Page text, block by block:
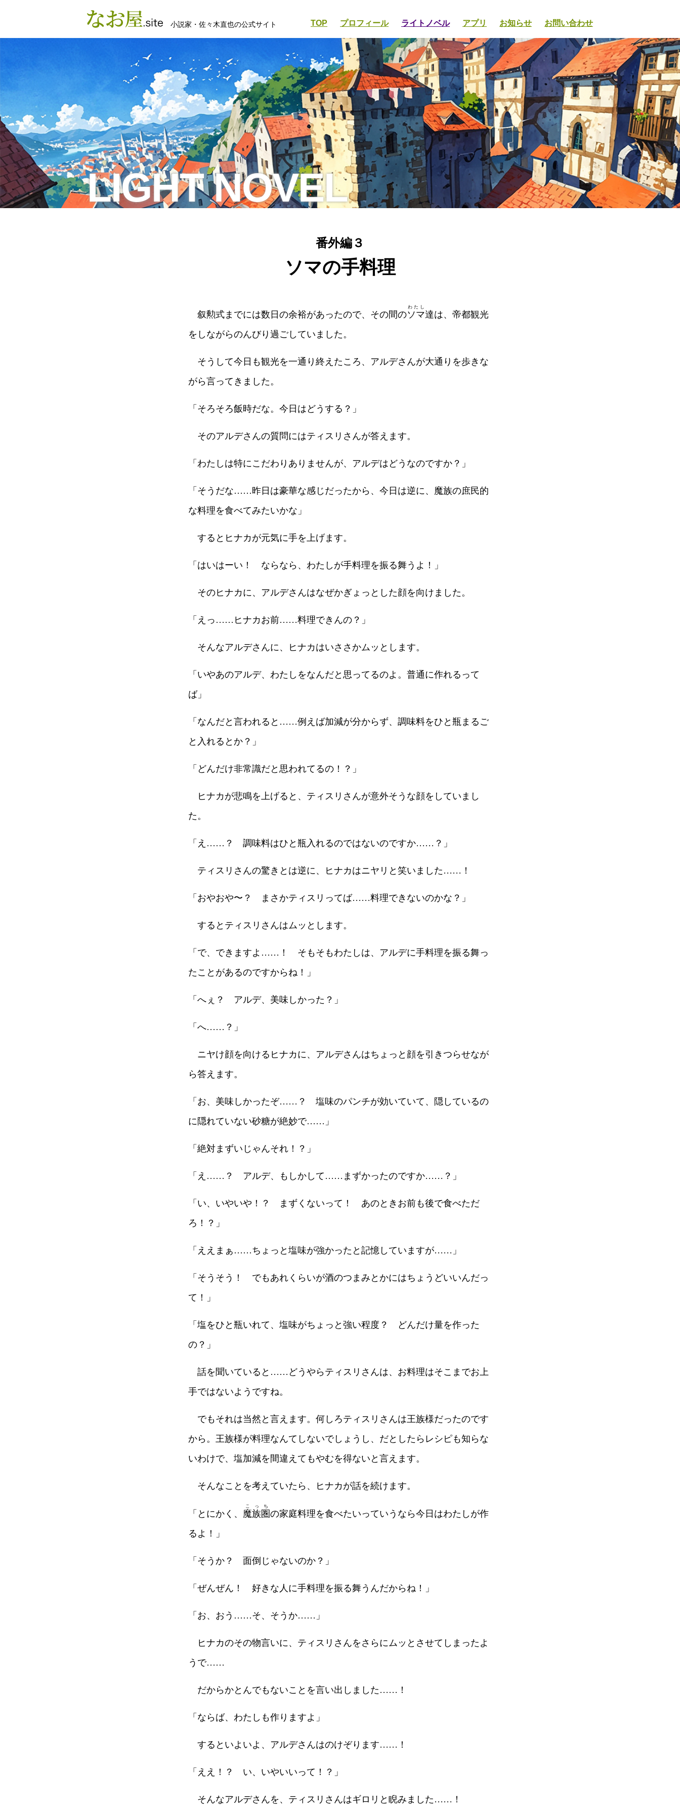
小説家・佐々木直也の公式サイト TOP プロフィール ライトノベル アプリ お知らせ お問い合わせ
LIGHT NOVEL
番外編３
ソマの手料理
叙勲式までには数日の余裕があったので、その間のソマ
わたし
達は、帝都観光
をしながらのんびり過ごしていました。
そうして今日も観光を一通り終えたころ、アルデさんが大通りを歩きな
がら言ってきました。
「そろそろ飯時だな。今日はどうする？」
そのアルデさんの質問にはティスリさんが答えます。
「わたしは特にこだわりありませんが、アルデはどうなのですか？」
「そうだな……昨日は豪華な感じだったから、今日は逆に、魔族の庶民的
な料理を食べてみたいかな」
するとヒナカが元気に手を上げます。
「はいはーい！ ならなら、わたしが手料理を振る舞うよ！」
そのヒナカに、アルデさんはなぜかぎょっとした顔を向けました。
「えっ……ヒナカお前……料理できんの？」
そんなアルデさんに、ヒナカはいささかムッとします。
「いやあのアルデ、わたしをなんだと思ってるのよ。普通に作れるって
ば」
「なんだと言われると……例えば加減が分からず、調味料をひと瓶まるご
と入れるとか？」
「どんだけ非常識だと思われてるの！？」
ヒナカが悲鳴を上げると、ティスリさんが意外そうな顔をしていまし
た。
「え……？ 調味料はひと瓶入れるのではないのですか……？」
ティスリさんの驚きとは逆に、ヒナカはニヤリと笑いました……！
「おやおや〜？ まさかティスリってば……料理できないのかな？」
するとティスリさんはムッとします。
「で、できますよ……！ そもそもわたしは、アルデに手料理を振る舞っ
たことがあるのですからね！」
「へぇ？ アルデ、美味しかった？」
「へ……？」
ニヤけ顔を向けるヒナカに、アルデさんはちょっと顔を引きつらせなが
ら答えます。
「お、美味しかったぞ……？ 塩味のパンチが効いていて、隠しているの
に隠れていない砂糖が絶妙で……」
「絶対まずいじゃんそれ！？」
「え……？ アルデ、もしかして……まずかったのですか……？」
「い、いやいや！？ まずくないって！ あのときお前も後で食べただ
ろ！？」
「ええまぁ……ちょっと塩味が強かったと記憶していますが……」
「そうそう！ でもあれくらいが酒のつまみとかにはちょうどいいんだっ
て！」
「塩をひと瓶いれて、塩味がちょっと強い程度？ どんだけ量を作った
の？」
話を聞いていると……どうやらティスリさんは、お料理はそこまでお上
手ではないようですね。
でもそれは当然と言えます。何しろティスリさんは王族様だったのです
から。王族様が料理なんてしないでしょうし、だとしたらレシピも知らな
いわけで、塩加減を間違えてもやむを得ないと言えます。
そんなことを考えていたら、ヒナカが話を続けます。
「とにかく、 魔族圏
こっち
の家庭料理を食べたいっていうなら今日はわたしが作
るよ！」
「そうか？ 面倒じゃないのか？」
「ぜんぜん！ 好きな人に手料理を振る舞うんだからね！」
「お、おう……そ、そうか……」
ヒナカのその物言いに、ティスリさんをさらにムッとさせてしまったよ
うで……
だからかとんでもないことを言い出しました……！
「ならば、わたしも作りますよ」
するといよいよ、アルデさんはのけぞります……！
「ええ！？ い、いやいいって！？」
そんなアルデさんを、ティスリさんはギロリと睨みました……！